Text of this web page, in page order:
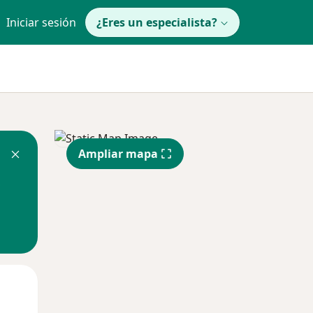
Iniciar sesión ¿Eres un especialista?
Ampliar mapa